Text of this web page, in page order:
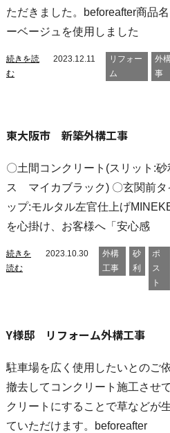
ただきました。beforeafter商品
ーベージュを使用しました
続きを読
む
2023.12.11
リフォー
ム
外
事
東大阪市 新築外構工事
〇土間コンクリート(スリット:
ス マイカブラック) 〇玄関前
ップ:モルタル左官仕上げ
を心掛け、お客様へ「安心感
続きを
読む
2023.10.30
外構
工事
砂
利
ポ
ス
ト
Y様邸 リフォーム外構工事
駐車場を広く使用したいとのご
撤去してコンクリート施工させ
クリートにすることで草などが
ていただけます。beforeafter